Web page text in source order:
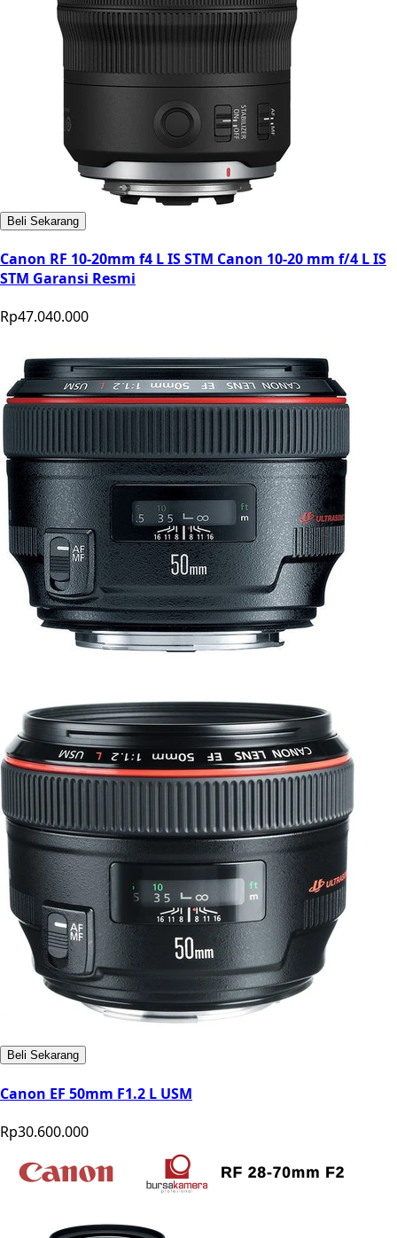
Beli Sekarang
Canon RF 10-20mm f4 L IS STM Canon 10-20 mm f/4 L IS
STM Garansi Resmi
Rp47.040.000
Beli Sekarang
Canon EF 50mm F1.2 L USM
Rp30.600.000